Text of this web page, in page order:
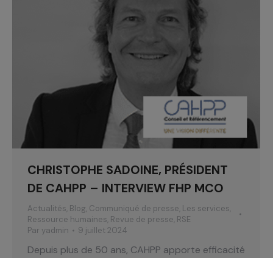
CHRISTOPHE SADOINE, PRÉSIDENT
DE CAHPP – INTERVIEW FHP MCO
Actualités, Blog, Communiqué de presse, Les services,
Ressource humaines, Revue de presse, RSE
Par yadmin 9 juillet 2024
Depuis plus de 50 ans, CAHPP apporte efficacité